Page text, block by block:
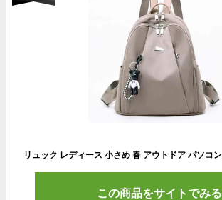
この商品をサイトでみる